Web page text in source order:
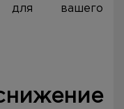
для вашего